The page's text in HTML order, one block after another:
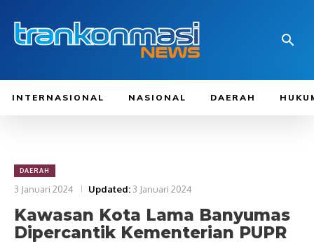
INTERNASIONAL NASIONAL DAERAH
DAERAH
3 Januari 2024 Updated: 3 Januari 2024
Kawasan Kota Lama Banyumas
Dipercantik Kementerian PUPR